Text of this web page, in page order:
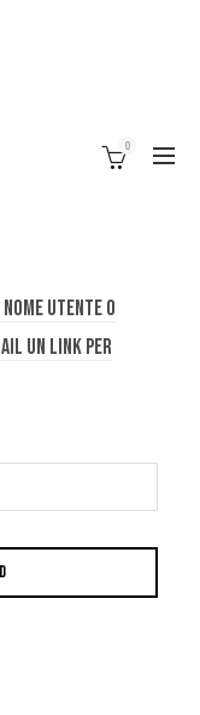
0
utente o
un link per